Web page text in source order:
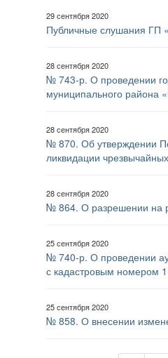
29 сентября 2020
Публичные слушания ГП
28 сентября 2020
№ 743-р. О проведении
муниципального района
28 сентября 2020
№ 870. Об утверждении
ликвидации
28 сентября 2020
№ 864. О разрешении на
25 сентября 2020
№ 740-р. О проведении
с кадастровым номером
25 сентября 2020
№ 858. О внесении